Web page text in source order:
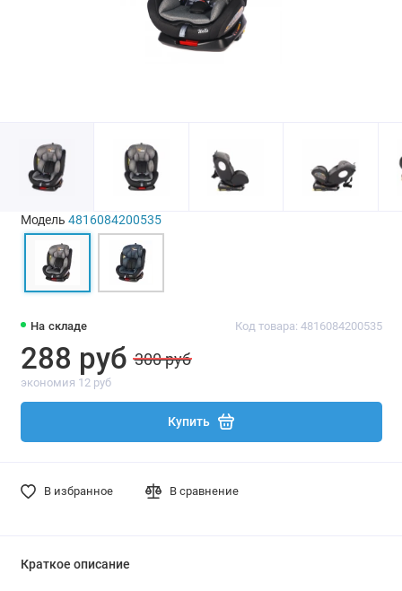
На складе Код товара: 4816084200535
288 руб 300 руб
экономия 12 руб
Купить
В избранное В сравнение
Модель 4816084200535
Краткое описание